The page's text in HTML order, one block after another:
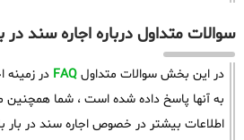
سوالات متداول درباره اجاره سند در
در این بخش سوالات متداول FAQ در زمینه
به آنها پاسخ داده شده است ، شما همچنین
اطلاعات بیشتر در خصوص اجاره سند در